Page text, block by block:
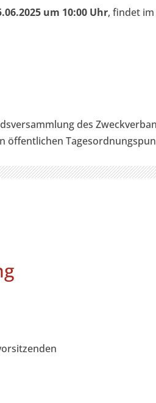
um 10:00 Uhr, findet im
des
öffentlichen